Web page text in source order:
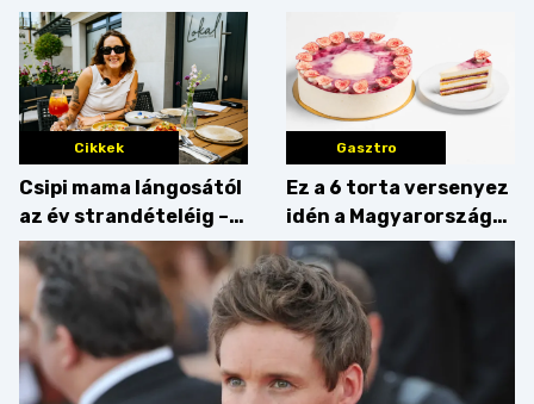
Cikkek
Csipi mama lángosától
az év strandételéig –
idén is felzabáltuk a
Balaton déli partját
Gasztro
Ez a 6 torta versenyez
idén a Magyarország
tortája címért